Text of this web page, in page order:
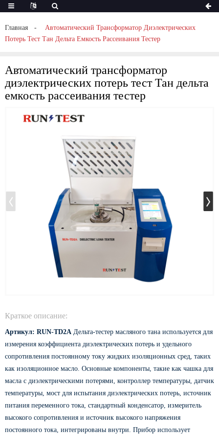
Главная
Автоматический Трансформатор Диэлектрических
Потерь Тест Тан Дельта Емкость Рассеивания Тестер
Автоматический трансформатор
диэлектрических потерь тест Тан дельта
емкость рассеивания тестер
Краткое описание:
Артикул: RUN-TD2A Дельта-тестер масляного тана используется для
измерения коэффициента диэлектрических потерь и удельного
сопротивления постоянному току жидких изоляционных сред, таких
как изоляционное масло. Основные компоненты, такие как чашка для
масла с диэлектрическими потерями, контроллер температуры, датчик
температуры, мост для испытания диэлектрических потерь, источник
питания переменного тока, стандартный конденсатор, измеритель
высокого сопротивления и источник высокого напряжения
постоянного тока, интегрированы внутри. Прибор использует